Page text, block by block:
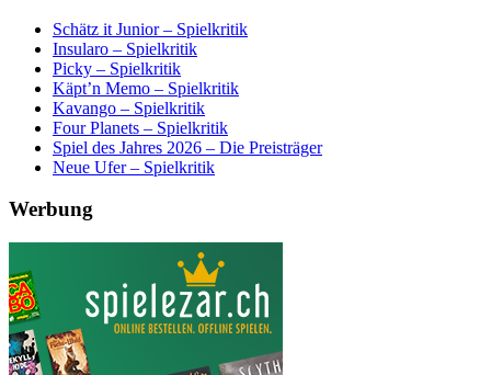
Schätz it Junior – Spielkritik
Insularo – Spielkritik
Picky – Spielkritik
Käpt’n Memo – Spielkritik
Kavango – Spielkritik
Four Planets – Spielkritik
Spiel des Jahres 2026 – Die Preisträger
Neue Ufer – Spielkritik
Werbung